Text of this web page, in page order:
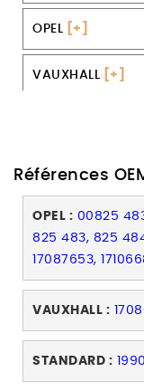
OPEL [+]
VAUXHALL [+]
Références
OPEL : 00825
825 483, 825
17087653,
VAUXHALL :
STANDARD :